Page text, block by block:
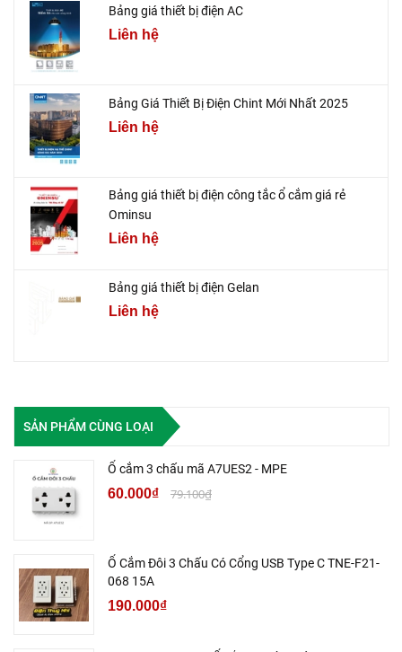
Bảng giá thiết bị điện AC
Liên hệ
Bảng Giá Thiết Bị Điện Chint Mới Nhất 2025
Liên hệ
Bảng giá thiết bị điện công tắc ổ cắm giá rẻ
Ominsu
Liên hệ
Bảng giá thiết bị điện Gelan
Liên hệ
SẢN PHẨM CÙNG LOẠI
Ổ cắm 3 chấu mã A7UES2 - MPE
60.000₫ 79.100₫
Ổ Cắm Đôi 3 Chấu Có Cổng USB Type C TNE-F21-
068 15A
190.000₫